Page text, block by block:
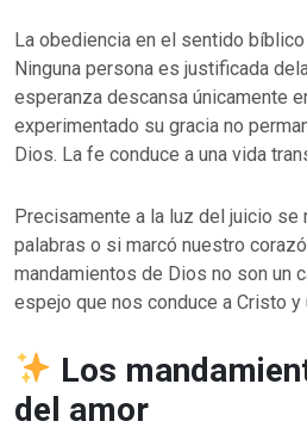
La obediencia en el sentido
Ninguna persona es justificada
esperanza descansa únicamente
experimentado su gracia no
Dios. La fe conduce a una vida
Precisamente a la luz del juicio
palabras o si marcó nuestro
mandamientos de Dios no son un
espejo que nos conduce a Cristo y
Los
del amor
VOLVER A LA